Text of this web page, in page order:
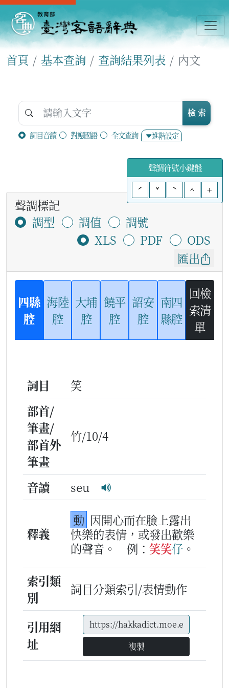
首頁 基本查詢 查詢結果列表 內文
詞目音讀 對應國語 全文查詢 進階設定
檢 索
聲調符號小鍵盤
ˊ
ˇ ˋ ^ +
聲調標記
調型
調值
調號
XLS
PDF
ODS
匯出
四縣
腔
海陸
腔
大埔
腔
饒平
腔
詔安
腔
南四
縣腔
回檢
索清
單
詞目
笑
部首/
筆畫/
部首外
筆畫
竹/10/4
音讀 seu
釋義
動 因開心而在臉上露出
快樂的表情，或發出歡樂
的聲音。
例： 笑笑仔 。
索引類
別
詞目分類索引/表情動作
引用網
址
複製